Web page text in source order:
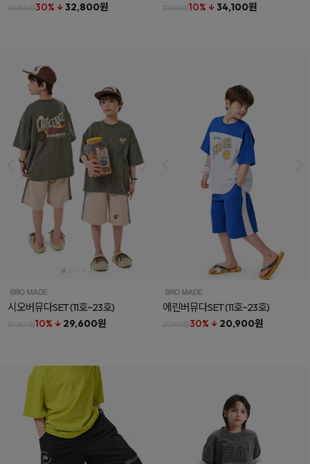
46,800원30% ↓ 32,800원 37,800원10% ↓ 34,100원
시오버뮤다SET(11호~23호)
32,800원10% ↓ 29,600원
에린버뮤다SET(11호~23호)
29,800원30% ↓ 20,900원